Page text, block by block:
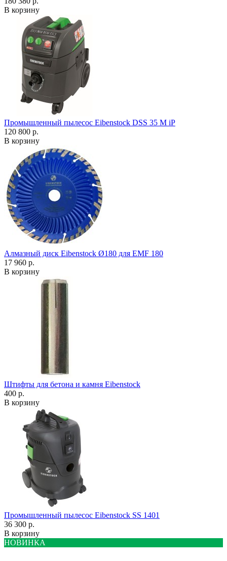
В корзину
Промышленный пылесос Eibenstock DSS 35 M iP
120 800 р.
В корзину
Алмазный диск Eibenstock Ø180 для EMF 180
17 960 р.
В корзину
Штифты для бетона и камня Eibenstock
400 р.
В корзину
Промышленный пылесос Eibenstock SS 1401
36 300 р.
В корзину
НОВИНКА